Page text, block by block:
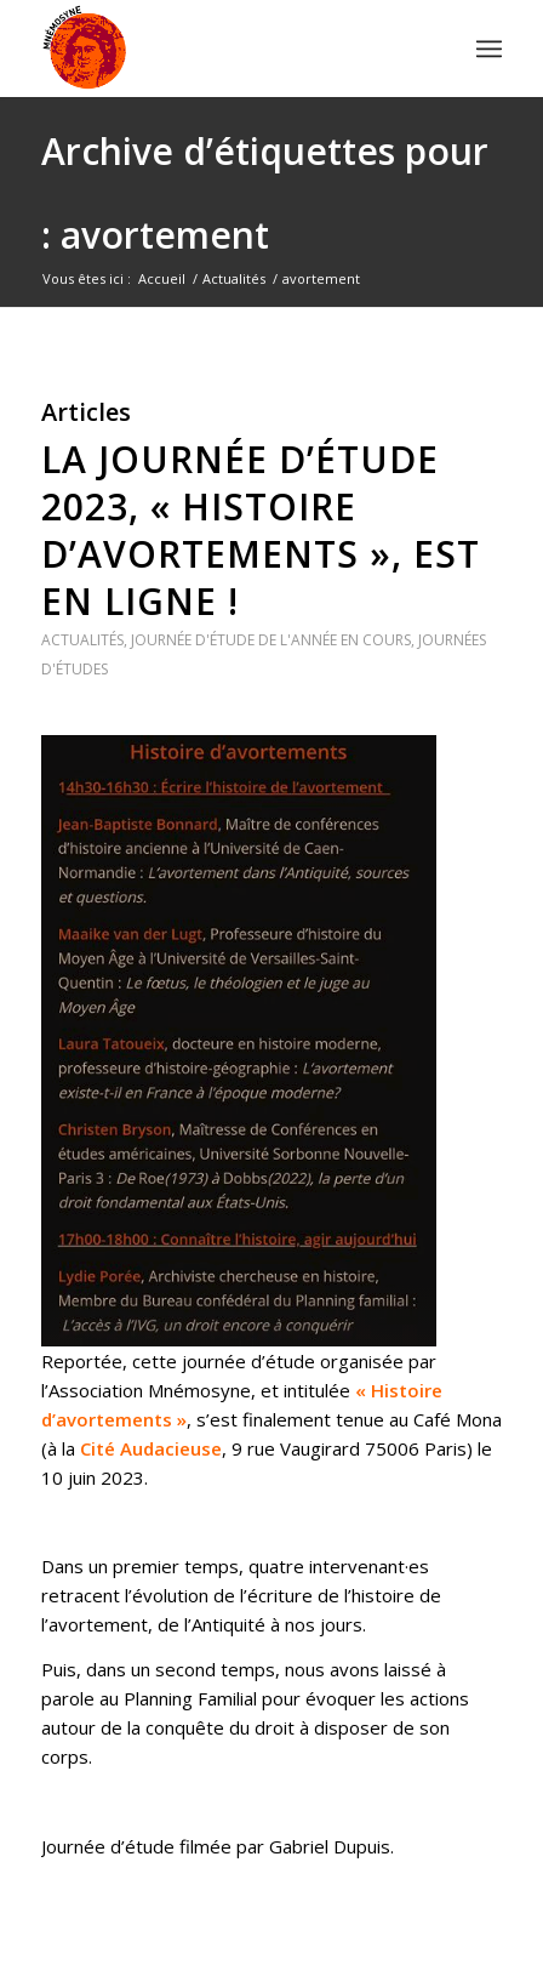
Archive d’étiquettes pour
: avortement
Vous êtes ici : Accueil / Actualités / avortement
Articles
LA JOURNÉE D’ÉTUDE
2023, « HISTOIRE
D’AVORTEMENTS », EST
EN LIGNE !
ACTUALITÉS, JOURNÉE D'ÉTUDE DE L'ANNÉE EN COURS, JOURNÉES
D'ÉTUDES
Reportée, cette journée d’étude organisée par
l’Association Mnémosyne, et intitulée « Histoire
d’avortements », s’est finalement tenue au Café Mona
(à la Cité Audacieuse, 9 rue Vaugirard 75006 Paris) le
10 juin 2023.
Dans un premier temps, quatre intervenant·es
retracent l’évolution de l’écriture de l’histoire de
l’avortement, de l’Antiquité à nos jours.
Puis, dans un second temps, nous avons laissé à
parole au Planning Familial pour évoquer les actions
autour de la conquête du droit à disposer de son
corps.
Journée d’étude filmée par Gabriel Dupuis.